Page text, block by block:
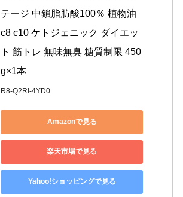
テージ 中鎖脂肪酸100％ 植物油
c8 c10 ケトジェニック ダイエッ
ト 筋トレ 無味無臭 糖質制限 450
g×1本
R8-Q2RI-4YD0
Amazonで見る
楽天市場で見る
Yahoo!ショッピングで見る